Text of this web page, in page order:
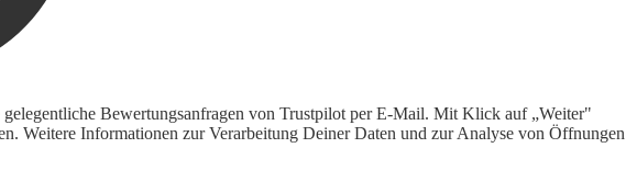
Bewertungsanfragen von Trustpilot per E-Mail. Mit Klick auf „Weiter"
Informationen zur Verarbeitung Deiner Daten und zur Analyse von Öffnungen